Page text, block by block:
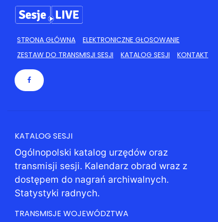
STRONA GŁÓWNA
ELEKTRONICZNE GŁOSOWANIE
ZESTAW DO TRANSMISJI SESJI
KATALOG SESJI KONTAKT
KATALOG SESJI
Ogólnopolski katalog urzędów oraz
transmisji sesji. Kalendarz obrad wraz z
dostępem do nagrań archiwalnych.
Statystyki radnych.
TRANSMISJE WOJEWÓDZTWA